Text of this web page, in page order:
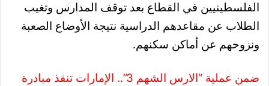
الفلسطينيين في القطاع بعد توقف المدارس وتغيب
الطلاب عن مقاعدهم الدراسية نتيجة الأوضاع الصعبة
ونزوحهم عن أماكن سكنهم.
ضمن عملية “الارس الشهم 3”.. الإمارات تنفذ مبادرة